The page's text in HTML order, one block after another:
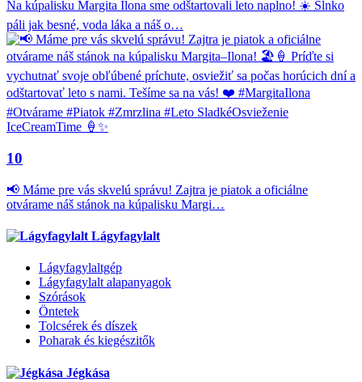
Na kúpalisku Margita Ilona sme odštartovali leto naplno! ☀️ Slnko
páli jak besné, voda láka a náš o…
10
📢 Máme pre vás skvelú správu! Zajtra je piatok a oficiálne
otvárame náš stánok na kúpalisku Margi…
Lágyfagylalt
Lágyfagylaltgép
Lágyfagylalt alapanyagok
Szórások
Öntetek
Tolcsérek és díszek
Poharak és kiegészitők
Jégkása